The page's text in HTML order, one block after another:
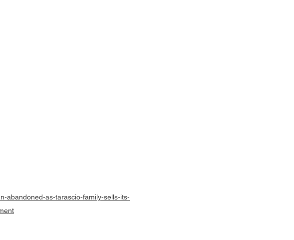
abandoned-as-tarascio-family-sells-its-